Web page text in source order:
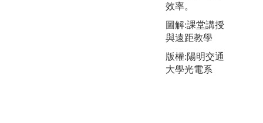
效率。
圖解:課堂講授
與遠距教學
版權:陽明交通
大學光電系